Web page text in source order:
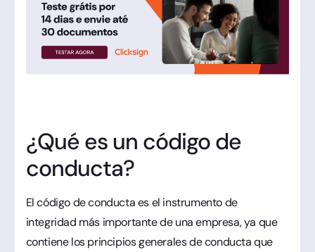
¿Qué es un código de
conducta?
El código de conducta es el instrumento de
integridad más importante de una empresa, ya que
contiene los principios generales de conducta que